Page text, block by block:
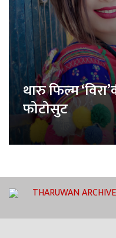
थारु फिल्म
फोटोसुट
THARUWAN ARCHIVE